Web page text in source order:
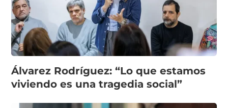
Álvarez Rodríguez: “Lo que estamos
viviendo es una tragedia social”